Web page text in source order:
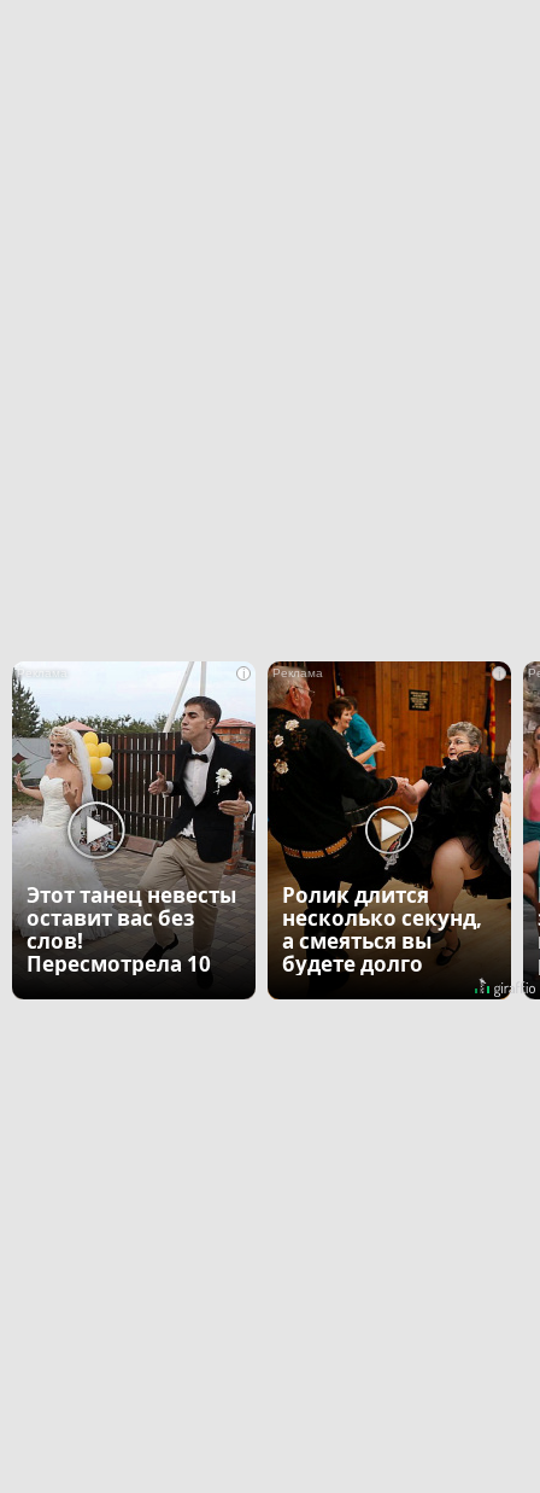
i
Этот танец невесты
оставит вас без
слов!
Пересмотрела 10
i
Ролик длится
несколько секунд,
а смеяться вы
будете долго